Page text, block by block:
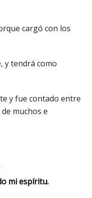
cargó con los
y tendrá como
y fue contado entre
muchos e
mi espíritu.